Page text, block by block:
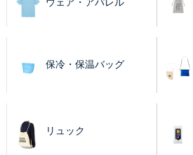
ウェア・アパレル
保冷・保温バッグ
リュック